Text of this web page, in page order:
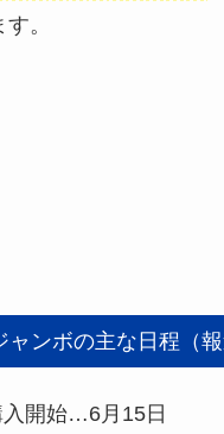
。
ャンボの主な日程（報
入開始…6月15日